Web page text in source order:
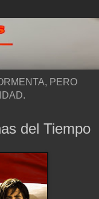
PERO
del Tiempo